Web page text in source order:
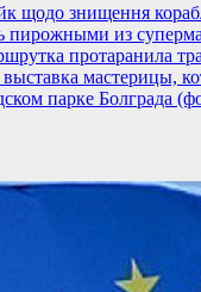
знищення
пирожными из
протаранила
мастерицы,
парке Болграда